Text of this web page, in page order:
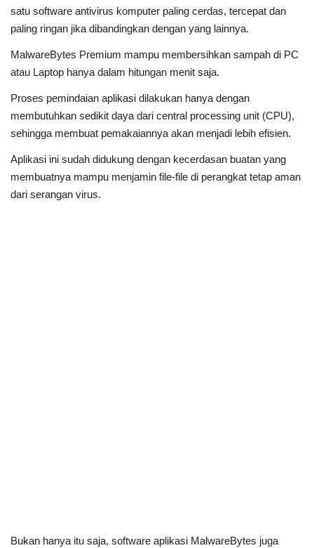
satu software antivirus komputer paling cerdas, tercepat dan
paling ringan jika dibandingkan dengan yang lainnya.
MalwareBytes Premium mampu membersihkan sampah di PC
atau Laptop hanya dalam hitungan menit saja.
Proses pemindaian aplikasi dilakukan hanya dengan
membutuhkan sedikit daya dari central processing unit (CPU),
sehingga membuat pemakaiannya akan menjadi lebih efisien.
Aplikasi ini sudah didukung dengan kecerdasan buatan yang
membuatnya mampu menjamin file-file di perangkat tetap aman
dari serangan virus.
Bukan hanya itu saja, software aplikasi MalwareBytes juga